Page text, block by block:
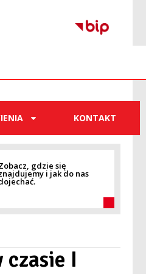
KONTAKT
gdzie się
i jak do nas
I